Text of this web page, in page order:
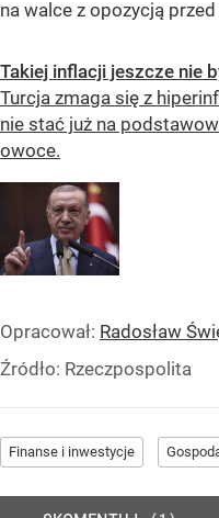
na walce z opozycją
Takiej inflacji jeszcze nie
Turcja zmaga się z
nie stać już na
owoce.
Opracował: Radosław
Źródło: Rzeczpospolita
Finanse i inwestycje